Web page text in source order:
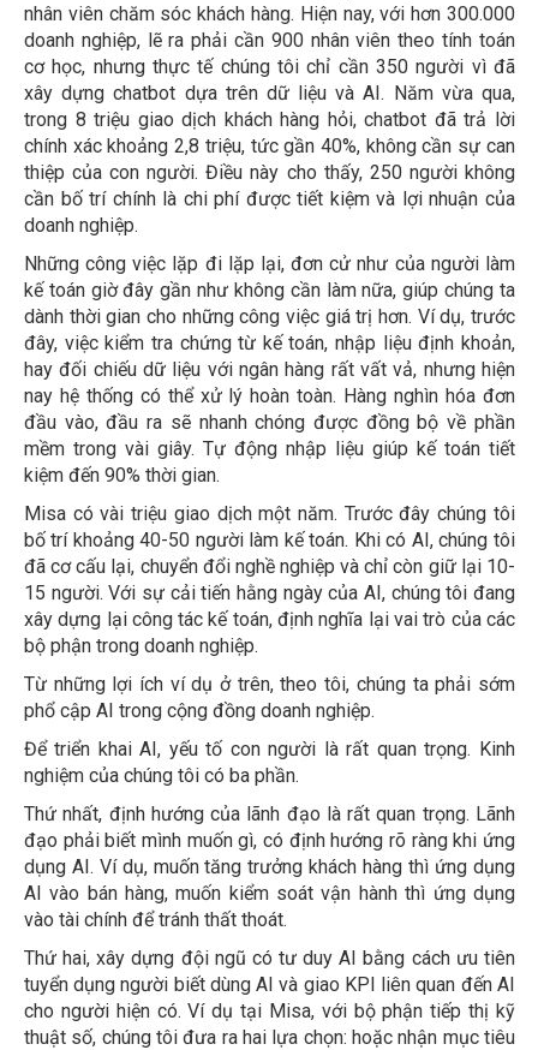
nhân viên chăm sóc khách hàng. Hiện nay, với hơn 300.000
doanh nghiệp, lẽ ra phải cần 900 nhân viên theo tính toán
cơ học, nhưng thực tế chúng tôi chỉ cần 350 người vì đã
xây dựng chatbot dựa trên dữ liệu và AI. Năm vừa qua,
trong 8 triệu giao dịch khách hàng hỏi, chatbot đã trả lời
chính xác khoảng 2,8 triệu, tức gần 40%, không cần sự can
thiệp của con người. Điều này cho thấy, 250 người không
cần bố trí chính là chi phí được tiết kiệm và lợi nhuận của
doanh nghiệp.
Những công việc lặp đi lặp lại, đơn cử như của người làm
kế toán giờ đây gần như không cần làm nữa, giúp chúng ta
dành thời gian cho những công việc giá trị hơn. Ví dụ, trước
đây, việc kiểm tra chứng từ kế toán, nhập liệu định khoản,
hay đối chiếu dữ liệu với ngân hàng rất vất vả, nhưng hiện
nay hệ thống có thể xử lý hoàn toàn. Hàng nghìn hóa đơn
đầu vào, đầu ra sẽ nhanh chóng được đồng bộ về phần
mềm trong vài giây. Tự động nhập liệu giúp kế toán tiết
kiệm đến 90% thời gian.
Misa có vài triệu giao dịch một năm. Trước đây chúng tôi
bố trí khoảng 40-50 người làm kế toán. Khi có AI, chúng tôi
đã cơ cấu lại, chuyển đổi nghề nghiệp và chỉ còn giữ lại 10-
15 người. Với sự cải tiến hằng ngày của AI, chúng tôi đang
xây dựng lại công tác kế toán, định nghĩa lại vai trò của các
bộ phận trong doanh nghiệp.
Từ những lợi ích ví dụ ở trên, theo tôi, chúng ta phải sớm
phổ cập AI trong cộng đồng doanh nghiệp.
Để triển khai AI, yếu tố con người là rất quan trọng. Kinh
nghiệm của chúng tôi có ba phần.
Thứ nhất, định hướng của lãnh đạo là rất quan trọng. Lãnh
đạo phải biết mình muốn gì, có định hướng rõ ràng khi ứng
dụng AI. Ví dụ, muốn tăng trưởng khách hàng thì ứng dụng
AI vào bán hàng, muốn kiểm soát vận hành thì ứng dụng
vào tài chính để tránh thất thoát.
Thứ hai, xây dựng đội ngũ có tư duy AI bằng cách ưu tiên
tuyển dụng người biết dùng AI và giao KPI liên quan đến AI
cho người hiện có. Ví dụ tại Misa, với bộ phận tiếp thị kỹ
thuật số, chúng tôi đưa ra hai lựa chọn: hoặc nhận mục tiêu